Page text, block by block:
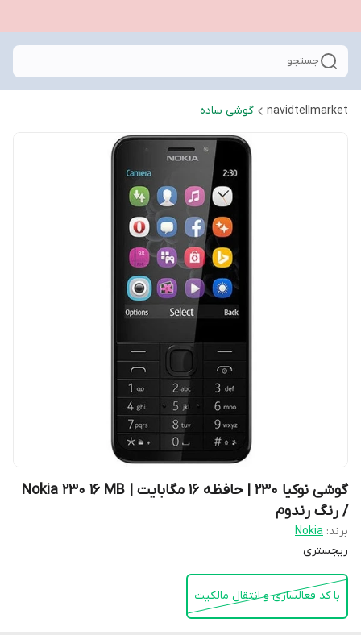
جستجو
navidtellmarket گوشی ساده
گوشی نوکیا 230 | حافظه 16 مگابایت | Nokia 230 16 MB
/ رنگ رندوم
برند: Nokia
ریجستری
با کد فعالسازی و انتقال مالکیت